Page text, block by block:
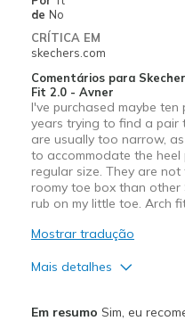
de No
CRÍTICA EM
skechers.com
Comentários para
Fit 2.0 - Avner
I've purchased maybe
years trying to find a pair
are usually too narrow,
to accommodate the heel
regular size. They are
roomy toe box than other
rub on my little toe. Arch
Mostrar tradução
Mais detalhes
Em resumo Sim, eu